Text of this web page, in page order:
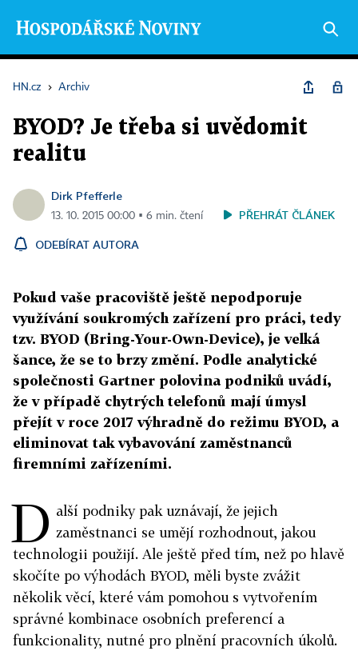
HN.cz › Archiv
BYOD? Je třeba si uvědomit
realitu
Dirk Pfefferle
13. 10. 2015 00:00 ▪ 6 min. čtení PŘEHRÁT ČLÁNEK
ODEBÍRAT AUTORA
Pokud vaše pracoviště ještě nepodporuje
využívání soukromých zařízení pro práci, tedy
tzv. BYOD (Bring-Your-Own-Device), je velká
šance, že se to brzy změní. Podle analytické
společnosti Gartner polovina podniků uvádí,
že v případě chytrých telefonů mají úmysl
přejít v roce 2017 výhradně do režimu BYOD, a
eliminovat tak vybavování zaměstnanců
firemními zařízeními.
D alší podniky pak uznávají, že jejich
zaměstnanci se umějí rozhodnout, jakou
technologii použijí. Ale ještě před tím, než po hlavě
skočíte po výhodách BYOD, měli byste zvážit
několik věcí, které vám pomohou s vytvořením
správné kombinace osobních preferencí a
funkcionality, nutné pro plnění pracovních úkolů.